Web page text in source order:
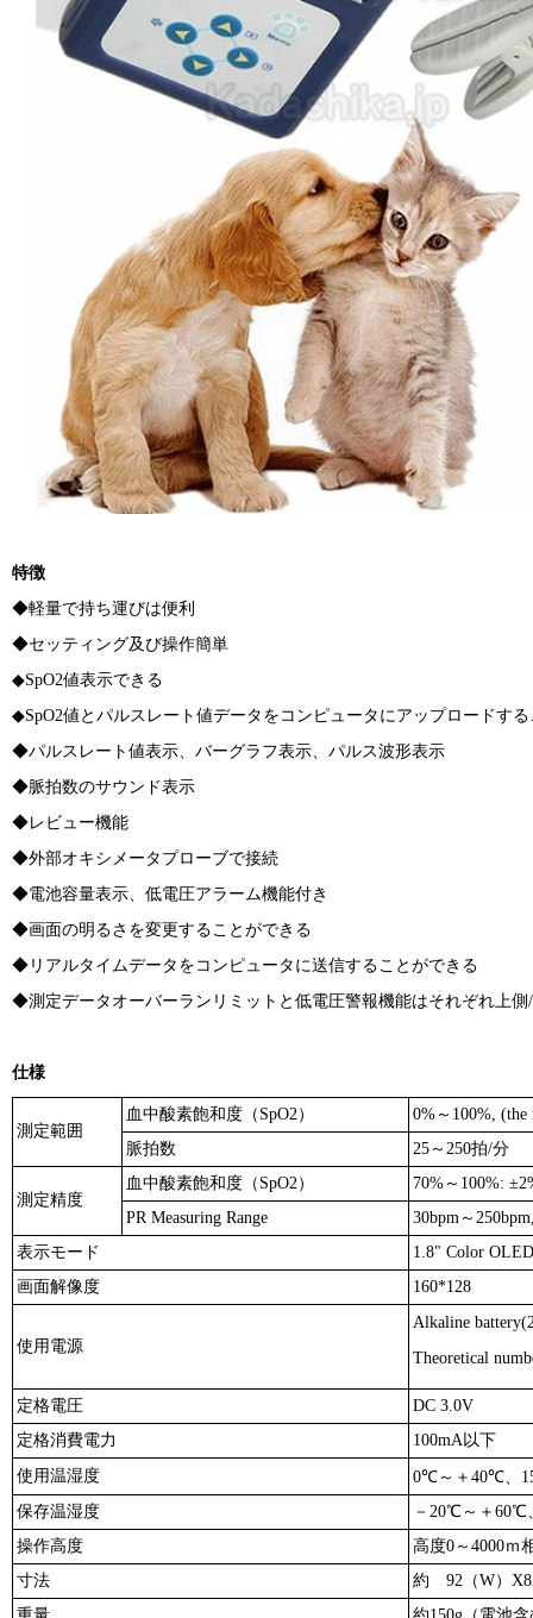
特徴
◆軽量で持ち運びは便利
◆セッティング及び操作簡単
◆SpO2値表示できる
◆SpO2値とパルスレート値データをコンピュータにアップロードす
◆パルスレート値表示、バーグラフ表示、パルス波形表示
◆脈拍数のサウンド表示
◆レビュー機能
◆外部オキシメータプローブで接続
◆電池容量表示、低電圧アラーム機能付き
◆画面の明るさを変更することができる
◆リアルタイムデータをコンピュータに送信することができる
◆測定データオーバーランリミットと低電圧警報機能はそれぞれ上
仕様
測定範囲
血中酸素飽和度（SpO2）
0%～100%, (the
脈拍数
25～250拍/分
測定精度
血中酸素飽和度（SpO2）
70%～100%:
PR Measuring Range
30bpm～
表示モード
1.8" Color
画面解像度
160*128
使用電源
Alkaline
Theoretical
定格電圧
DC 3.0V
定格消費電力
100mA以下
使用温湿度
0℃～＋40℃、
保存温湿度
－20℃～＋60℃
操作高度
高度0～4000ｍ
寸法
約 92（W）